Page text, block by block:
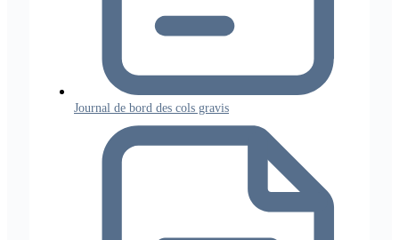
Journal de bord des cols gravis